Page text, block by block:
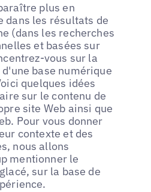
plus en
dans les résultats de
(dans les recherches
et basées sur
vous sur la
base numérique
quelques idées
sur le contenu de
site Web ainsi que
Pour vous donner
contexte et des
nous allons
mentionner le
sur la base de